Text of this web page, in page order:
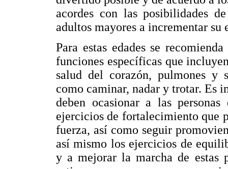
acordes con las posibilidades
adultos mayores a incrementar su
Para estas edades se
funciones específicas que
salud del corazón, pulmones y
como caminar, nadar y trotar. Es
deben ocasionar a las
ejercicios de fortalecimiento que
fuerza, así como seguir
así mismo los ejercicios de
y a mejorar la marcha de estas